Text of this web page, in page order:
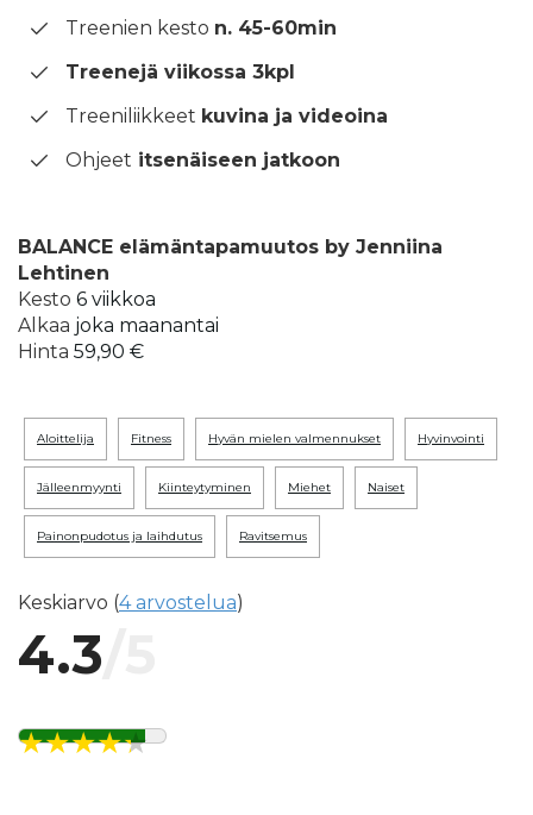
Treenien kesto n. 45-60min
Treenejä viikossa 3kpl
Treeniliikkeet kuvina ja videoina
Ohjeet itsenäiseen jatkoon
BALANCE elämäntapamuutos by Jenniina
Lehtinen
Kesto 6 viikkoa
Alkaa joka maanantai
Hinta 59,90 €
aloittelija fitness hyvän mielen valmennukset hyvinvointi
jälleenmyynti kiinteytyminen miehet naiset
painonpudotus ja laihdutus ravitsemus
Keskiarvo (4 arvostelua)
4.3